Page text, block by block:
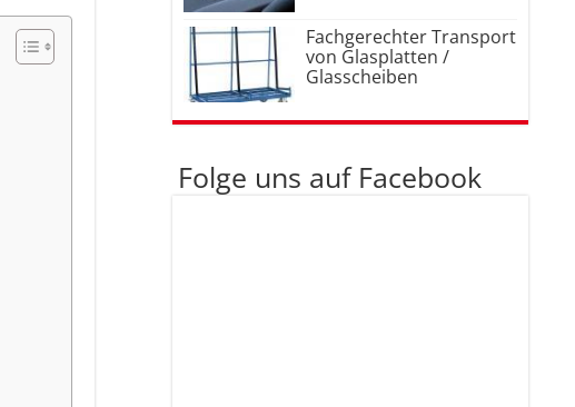
Fachgerechter Transport
von Glasplatten /
Glasscheiben
Folge uns auf Facebook